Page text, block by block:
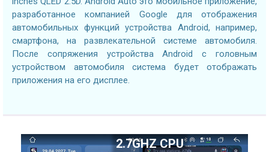
разработанное компанией Google для отображения
автомобильных функций устройства Android, например,
смартфона, на развлекательной системе автомобиля.
После сопряжения устройства Android с головным
устройством автомобиля система будет отображать
приложения на его дисплее.
2.7GHZ CPU